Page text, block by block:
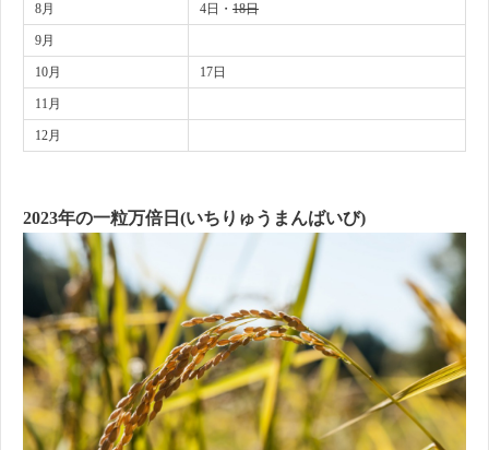
8月 4日・ 18日
9月
10月 17日
11月
12月
2023年の一粒万倍日(いちりゅうまんばいび)